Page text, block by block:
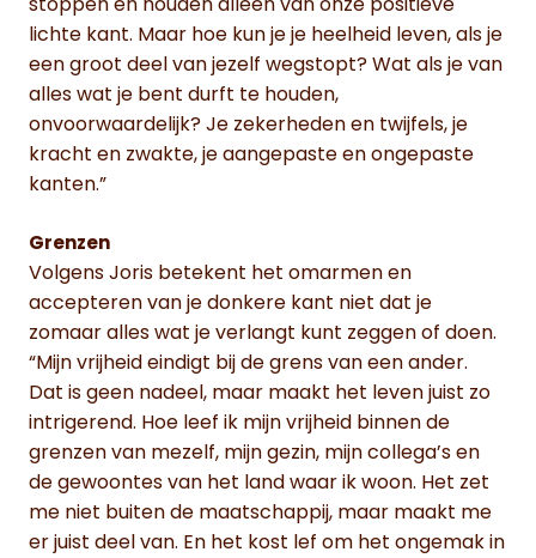
stoppen en houden alleen van onze positieve
lichte kant. Maar hoe kun je je heelheid leven, als je
een groot deel van jezelf wegstopt? Wat als je van
alles wat je bent durft te houden,
onvoorwaardelijk? Je zekerheden en twijfels, je
kracht en zwakte, je aangepaste en ongepaste
kanten.”
Grenzen
Volgens Joris betekent het omarmen en
accepteren van je donkere kant niet dat je
zomaar alles wat je verlangt kunt zeggen of doen.
“Mijn vrijheid eindigt bij de grens van een ander.
Dat is geen nadeel, maar maakt het leven juist zo
intrigerend. Hoe leef ik mijn vrijheid binnen de
grenzen van mezelf, mijn gezin, mijn collega’s en
de gewoontes van het land waar ik woon. Het zet
me niet buiten de maatschappij, maar maakt me
er juist deel van. En het kost lef om het ongemak in